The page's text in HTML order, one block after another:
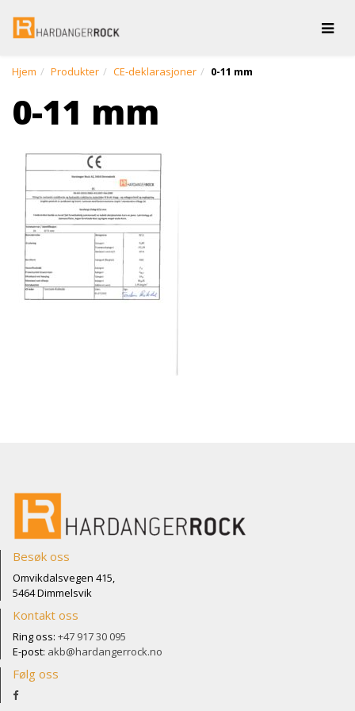
Hjem Produkter CE-deklarasjoner 0-11 mm
0-11 mm
Besøk oss
Omvikdalsvegen 415,
5464 Dimmelsvik
Kontakt oss
Ring oss: +47 917 30 095
E-post: akb@hardangerrock.no
Følg oss